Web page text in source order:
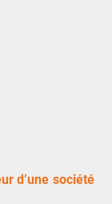
d’une société